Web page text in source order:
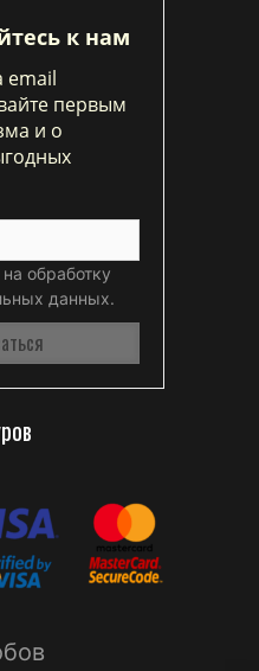
к нам
email
первым
и о
на обработку
данных.